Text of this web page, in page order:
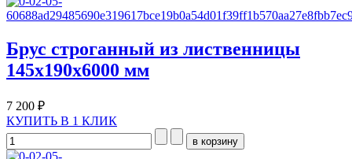
Брус строганный из лиственницы
145х190х6000 мм
7 200 ₽
КУПИТЬ В 1 КЛИК